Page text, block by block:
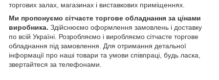
торгових залах, магазинах і виставкових приміщеннях.
Ми пропонуємо сітчасте торгове обладнання за цінами
виробника. Здійснюємо оформлення замовлень і доставку
по всій Україні. Розробляємо і виробляємо сітчасте торгове
обладнання під замовлення. Для отримання детальної
інформації про наші товари та умови співпраці, будь ласка,
звертайтеся за телефонами.